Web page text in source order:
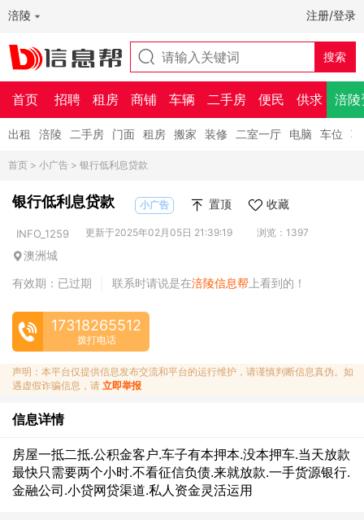
涪陵 注册/登录
首页 招聘 租房 商铺 车辆 二手房 便民 供求 涪陵
出租 涪陵 二手房 门面 租房 搬家 装修 二室一厅 电脑 车位
首页 > 小广告 > 银行低利息贷款
银行低利息贷款 小广告 置顶 收藏
INFO_1259 更新于2025年02月05日 21:39:19 浏览：1397
澳洲城
有效期：已过期
联系时请说是在涪陵信息帮 上看到的！
17318265512
拨打电话
声明：本平台仅提供信息发布交流和平台的运行维护，请谨慎判断信息真伪。如
遇虚假诈骗信息，请 立即举报
信息详情
房屋一抵二抵.公积金客户.车子有本押本.没本押车.当天放款
最快只需要两个小时.不看征信负债.来就放款.一手货源银行.
金融公司.小贷网贷渠道.私人资金灵活运用